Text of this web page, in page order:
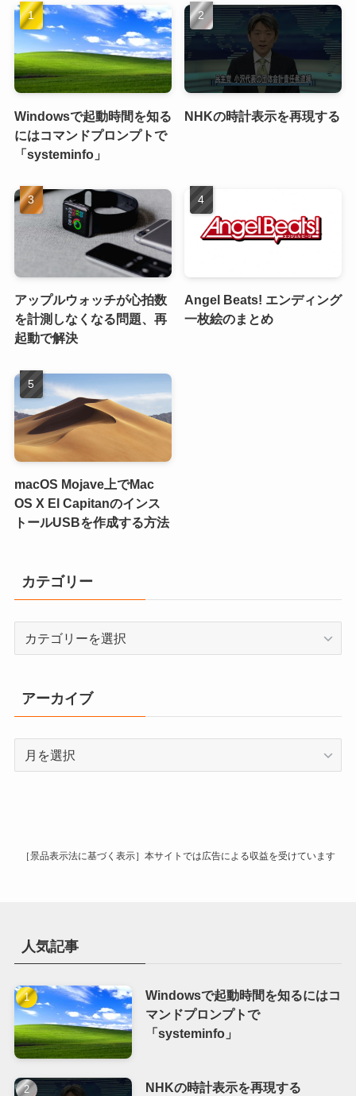
Windowsで起動時間を知る
にはコマンドプロンプトで
「systeminfo」
NHKの時計表示を再現する
アップルウォッチが心拍数
を計測しなくなる問題、再
起動で解決
Angel Beats! エンディング
一枚絵のまとめ
macOS Mojave上でMac
OS X El Capitanのインス
トールUSBを作成する方法
カテゴリー
リ
ー
アーカイブ
［景品表示法に基づく表示］本サイトでは広告による収益を受けています
人気記事
Windowsで起動時間を知るにはコ
マンドプロンプトで
「systeminfo」
NHKの時計表示を再現する